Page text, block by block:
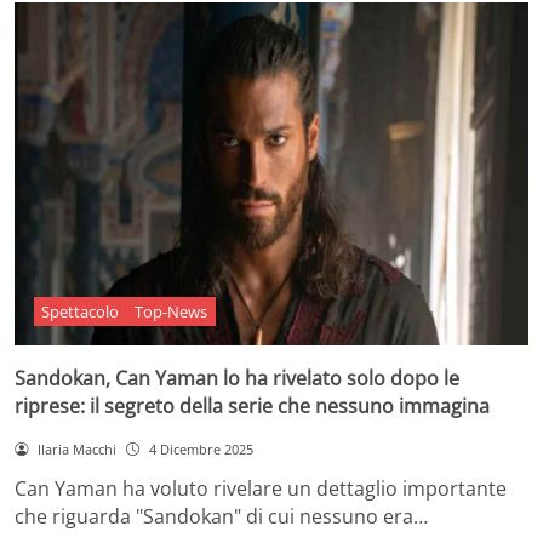
Spettacolo Top-News
Sandokan, Can Yaman lo ha rivelato solo dopo le
riprese: il segreto della serie che nessuno immagina
Ilaria Macchi 4 Dicembre 2025
Can Yaman ha voluto rivelare un dettaglio importante
che riguarda "Sandokan" di cui nessuno era…